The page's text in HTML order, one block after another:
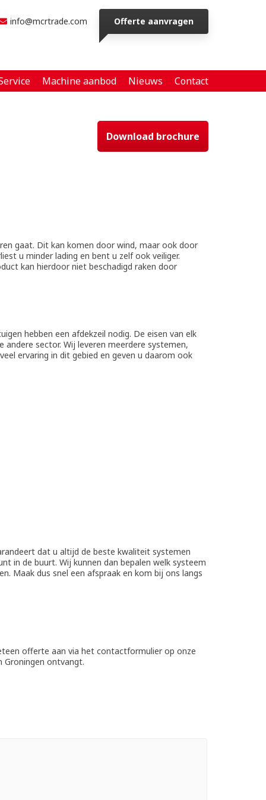
info@mcrtrade.com Offerte aanvragen
Machine aanbod Nieuws Contact
Download brochure
gaat. Dit kan komen door wind, maar ook door
u minder lading en bent u zelf ook veiliger.
kan hierdoor niet beschadigd raken door
hebben een afdekzeil nodig. De eisen van elk
sector. Wij leveren meerdere systemen,
ervaring in dit gebied en geven u daarom ook
dat u altijd de beste kwaliteit systemen
in de buurt. Wij kunnen dan bepalen welk systeem
Maak dus snel een afspraak en kom bij ons langs
offerte aan via het contactformulier op onze
Groningen ontvangt.